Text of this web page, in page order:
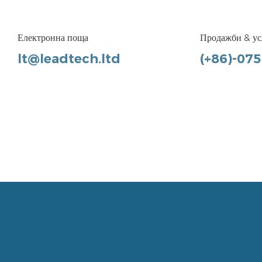
Електронна поща
lt@leadtech.ltd
Продажби &
(+86)-